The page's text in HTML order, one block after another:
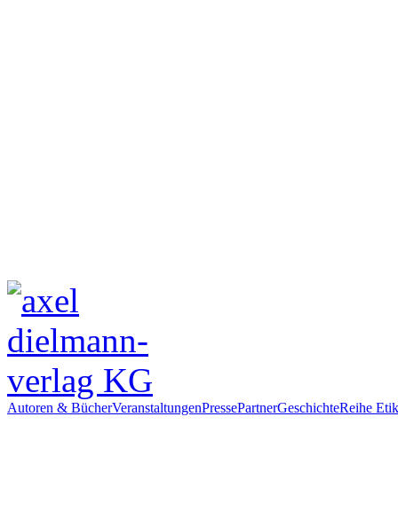
Autoren & BücherVeranstaltungenPressePartnerGeschichteReihe